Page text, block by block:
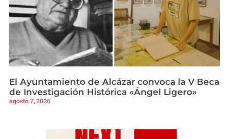
El Ayuntamiento de Alcázar convoca la V Beca
de Investigación Histórica «Ángel Ligero»
agosto 7, 2026